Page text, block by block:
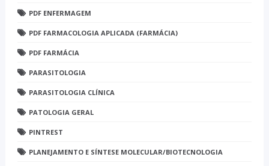
PDF ENFERMAGEM
PDF FARMACOLOGIA APLICADA (FARMÁCIA)
PDF FARMÁCIA
PARASITOLOGIA
PARASITOLOGIA CLÍNICA
PATOLOGIA GERAL
PINTREST
PLANEJAMENTO E SÍNTESE MOLECULAR/BIOTECNOLOGIA